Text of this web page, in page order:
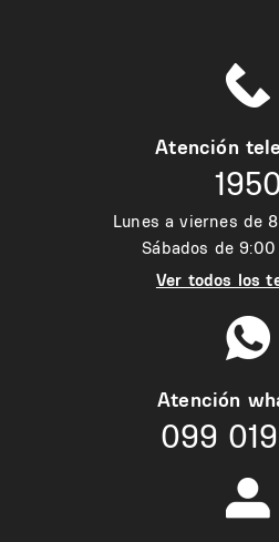
Atención
Lunes a viernes de
Sábados de
Ver todos los
Atención
099